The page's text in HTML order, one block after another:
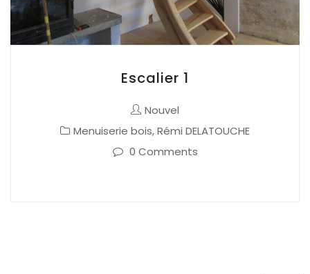
Escalier 1
Nouvel
Menuiserie bois,Rémi DELATOUCHE
0 Comments